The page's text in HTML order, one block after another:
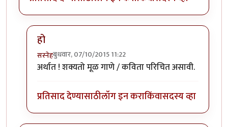
हो
सस्नेहबुधवार, 07/10/2015 11:22
In reply toविडंबन मध्ये कविता/गाणे यांचेbyनीलमोहर
अर्थात ! शक्यतो मूळ गाणे / कविता परिचित असावी.
प्रतिसाद देण्यासाठीलॉग इन कराकिंवासदस्य व्हा